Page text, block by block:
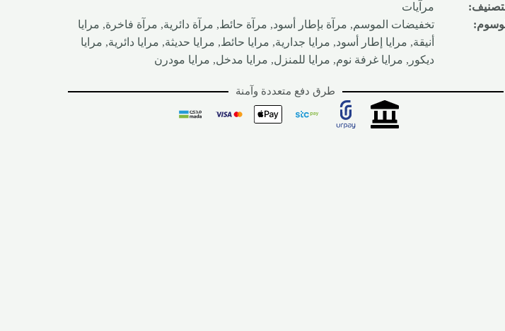
مرآيات
تخفيضات الموسم, مرآة بإطار أسود, مرآة حائط, مرآة دائرية, مرآة فاخرة, مرايا
أنيقة, مرايا إطار أسود, مرايا جدارية, مرايا حائط, مرايا حديثة, مرايا دائرية, مرايا
ديكور , مرايا غرفة نوم, مرايا للمنزل, مرايا مدخل, مرايا مودرن
طرق دفع متعددة وآمنة